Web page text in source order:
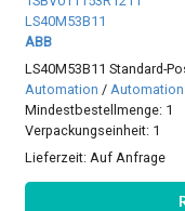
LS40M53B11
ABB
LS40M53B11 Standard-
Automation /Automation
Mindestbestellmenge: 1
Verpackungseinheit: 1
Lieferzeit:Auf Anfrage